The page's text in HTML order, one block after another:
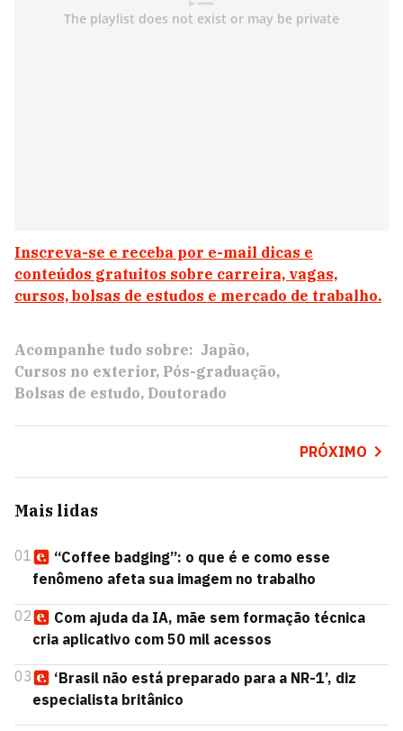
Inscreva-se e receba por e-mail dicas e
conteúdos gratuitos sobre carreira, vagas,
cursos, bolsas de estudos e mercado de trabalho.
Acompanhe tudo sobre: Japão
Cursos no exterior Pós-graduação
Bolsas de estudo Doutorado
PRÓXIMO
Mais lidas
01
“Coffee badging”: o que é e como esse
fenômeno afeta sua imagem no trabalho
02
Com ajuda da IA, mãe sem formação técnica
cria aplicativo com 50 mil acessos
03
‘Brasil não está preparado para a NR-1’, diz
especialista britânico